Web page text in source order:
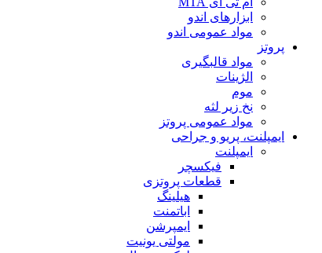
ابزارهای اندو
مواد عمومی اندو
پروتز
مواد قالبگیری
الژینات
موم
نخ زیر لثه
مواد عمومی پروتز
ایمپلنت، پریو و جراحی
ایمپلنت
فیکسچر
قطعات پروتزی
هیلینگ
اباتمنت
ایمپرشن
مولتی یونیت